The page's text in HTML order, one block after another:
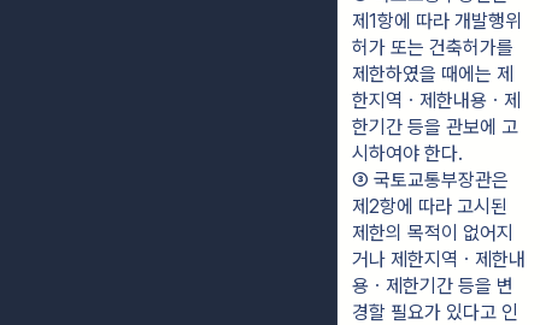
제1항에 따라 개발행위
허가 또는 건축허가를
제한하였을 때에는 제
한지역ㆍ제한내용ㆍ제
한기간 등을 관보에 고
시하여야 한다.
③ 국토교통부장관은
제2항에 따라 고시된
제한의 목적이 없어지
거나 제한지역ㆍ제한내
용ㆍ제한기간 등을 변
경할 필요가 있다고 인